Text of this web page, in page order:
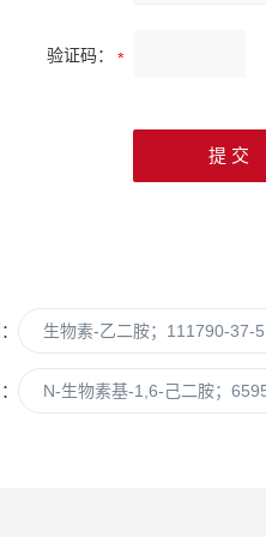
验证码：
生物素-乙二胺；111790-37-5
N-生物素基-1,6-己二胺；